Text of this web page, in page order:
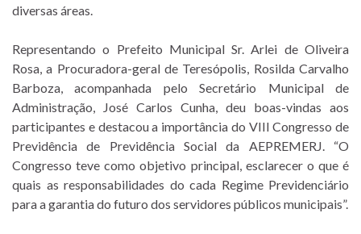
diversas áreas.
Representando o Prefeito Municipal Sr. Arlei de Oliveira
Rosa, a Procuradora-geral de Teresópolis, Rosilda Carvalho
Barboza, acompanhada pelo Secretário Municipal de
Administração, José Carlos Cunha, deu boas-vindas aos
participantes e destacou a importância do VIII Congresso de
Previdência de Previdência Social da AEPREMERJ. “O
Congresso teve como objetivo principal, esclarecer o que é
quais as responsabilidades do cada Regime Previdenciário
para a garantia do futuro dos servidores públicos municipais”.